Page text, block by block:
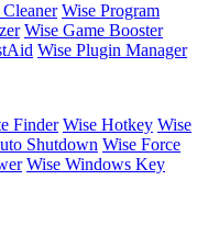
Wise Program
Wise Game Booster
Wise Plugin Manager
Finder Wise Hotkey Wise
Shutdown Wise Force
Wise Windows Key